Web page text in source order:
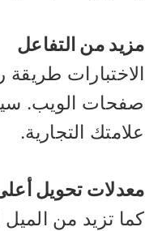
مزيد من التفاعل
الاختبارات طريقة
صفحات الويب.
علامتك التجارية.
معدلات تحويل
كما تزيد من